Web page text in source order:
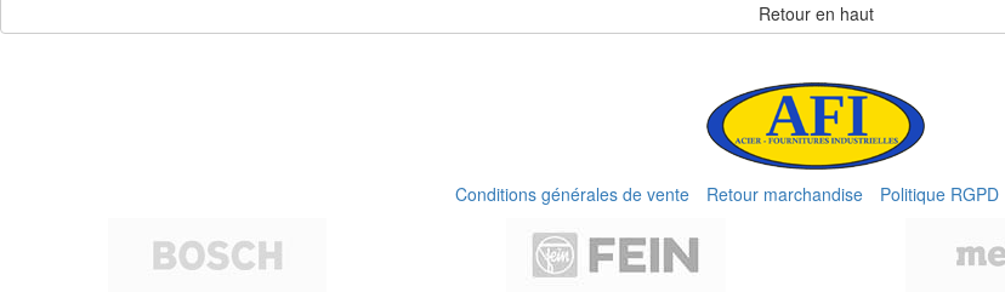
Retour en haut
Conditions générales de vente Retour marchandise Politique RGPD